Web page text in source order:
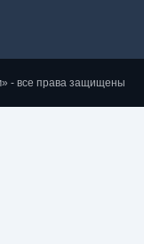
- все права защищены